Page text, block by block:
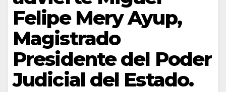
Felipe Mery Ayup,
Magistrado
Presidente del Poder
Judicial del Estado.